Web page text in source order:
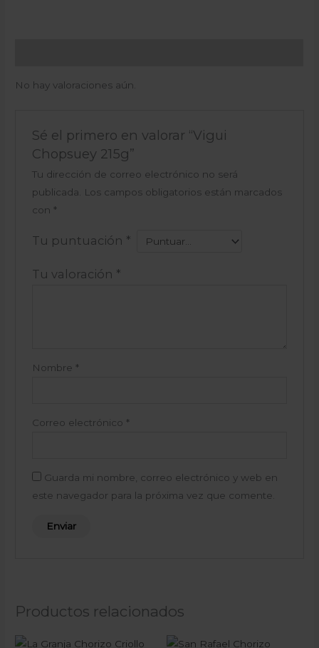
No hay valoraciones aún.
Sé el primero en valorar “Vigui
Chopsuey 215g”
Tu dirección de correo electrónico no será
publicada.
Los campos obligatorios están marcados
con *
Tu puntuación *
Tu valoración *
Nombre *
Correo electrónico *
Guarda mi nombre, correo electrónico y web en
este navegador para la próxima vez que comente.
Productos relacionados